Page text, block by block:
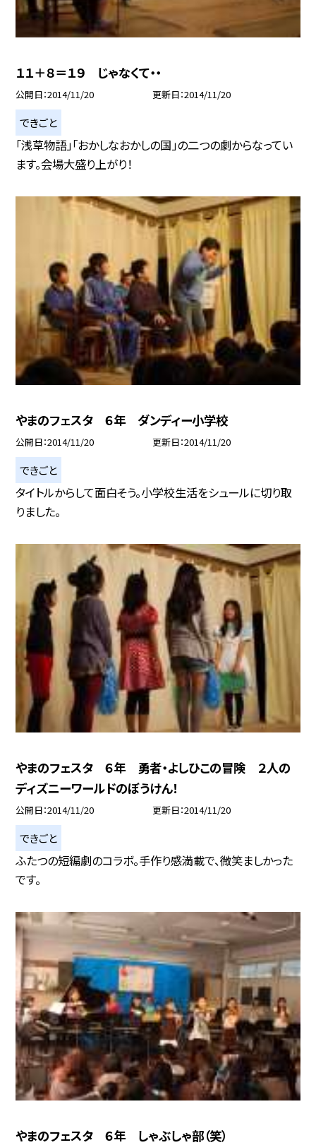
１１＋８＝１９ じゃなくて・・
公開日 2014/11/20 更新日 2014/11/20
できごと
「浅草物語」「おかしなおかしの国」の二つの劇からなってい
ます。会場大盛り上がり！
やまのフェスタ ６年 ダンディー小学校
公開日 2014/11/20 更新日 2014/11/20
できごと
タイトルからして面白そう。小学校生活をシュールに切り取
りました。
やまのフェスタ ６年 勇者・よしひこの冒険 ２人の
ディズニーワールドのぼうけん！
公開日 2014/11/20 更新日 2014/11/20
できごと
ふたつの短編劇のコラボ。手作り感満載で、微笑ましかった
です。
やまのフェスタ ６年 しゃぶしゃ部（笑）